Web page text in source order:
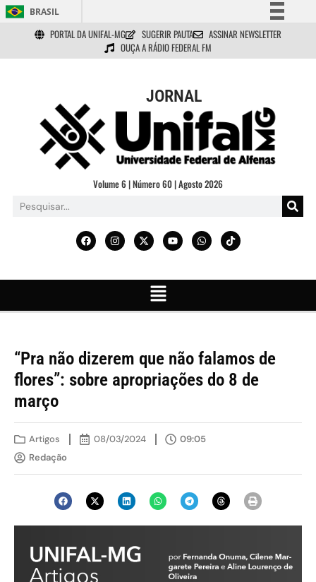
BRASIL
Simplifique!
Comunica BR
Acesso à informação
Legislação
Canais
PORTAL DA UNIFAL-MG SUGERIR PAUTA
ASSINAR NEWSLETTER
OUÇA A RÁDIO FEDERAL FM
JORNAL
Volume 6 | Número 60 | Agosto 2026
“Pra não dizerem que não falamos de
flores”: sobre apropriações do 8 de
março
Artigos 08/03/2024
09:05
Redação